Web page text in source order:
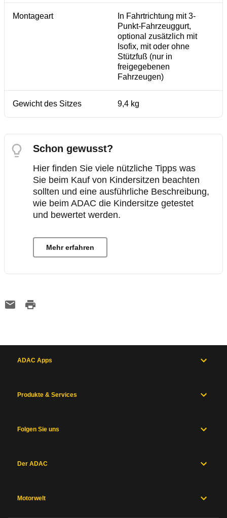
Montageart
In Fahrtrichtung mit 3-
Punkt-Fahrzeuggurt,
optional zusätzlich mit
Isofix, mit oder ohne
Stützfuß (nur in
freigegebenen
Fahrzeugen)
Gewicht des Sitzes 9,4 kg
Schon gewusst?
Hier finden Sie viele nützliche Tipps was
Sie beim Kauf von Kindersitzen beachten
sollten und eine ausführliche Beschreibung,
wie beim ADAC die Kindersitze getestet
und bewertet werden.
Mehr erfahren
ADAC Apps
Produkte & Services
Folgen Sie uns
Der ADAC
Motorwelt